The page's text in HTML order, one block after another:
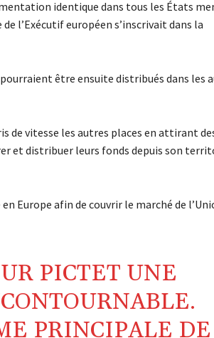
identique dans tous les États
l’Exécutif européen s’inscrivait dans la
pourraient être ensuite distribués dans les
de vitesse les autres places en attirant
et distribuer leurs fonds depuis son
Europe afin de couvrir le marché de
PICTET UNE
PRINCIPALE DE